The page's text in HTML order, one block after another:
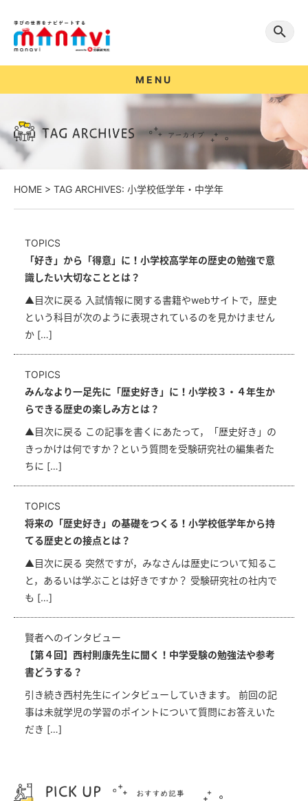
MENU
HOME > TAG ARCHIVES: 小学校低学年・中学年
TOPICS
「好き」から「得意」に！小学校高学年の歴史の勉強で意
識したい大切なこととは？
▲目次に戻る 入試情報に関する書籍やwebサイトで，歴史
という科目が次のように表現されているのを見かけません
か […]
TOPICS
みんなより一足先に「歴史好き」に！小学校３・４年生か
らできる歴史の楽しみ方とは？
▲目次に戻る この記事を書くにあたって，「歴史好き」の
きっかけは何ですか？という質問を受験研究社の編集者た
ちに […]
TOPICS
将来の「歴史好き」の基礎をつくる！小学校低学年から持
てる歴史との接点とは？
▲目次に戻る 突然ですが，みなさんは歴史について知るこ
と，あるいは学ぶことは好きですか？ 受験研究社の社内で
も […]
賢者へのインタビュー
【第４回】西村則康先生に聞く！中学受験の勉強法や参考
書どうする？
引き続き西村先生にインタビューしていきます。 前回の記
事は未就学児の学習のポイントについて質問にお答えいた
だき […]